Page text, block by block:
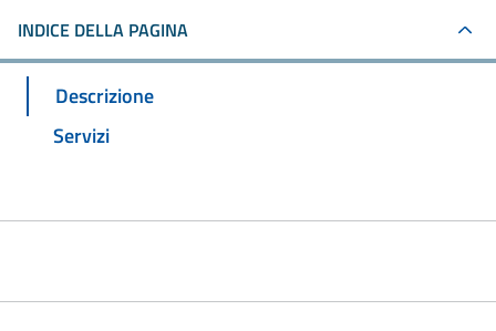
INDICE DELLA PAGINA
Descrizione
Servizi